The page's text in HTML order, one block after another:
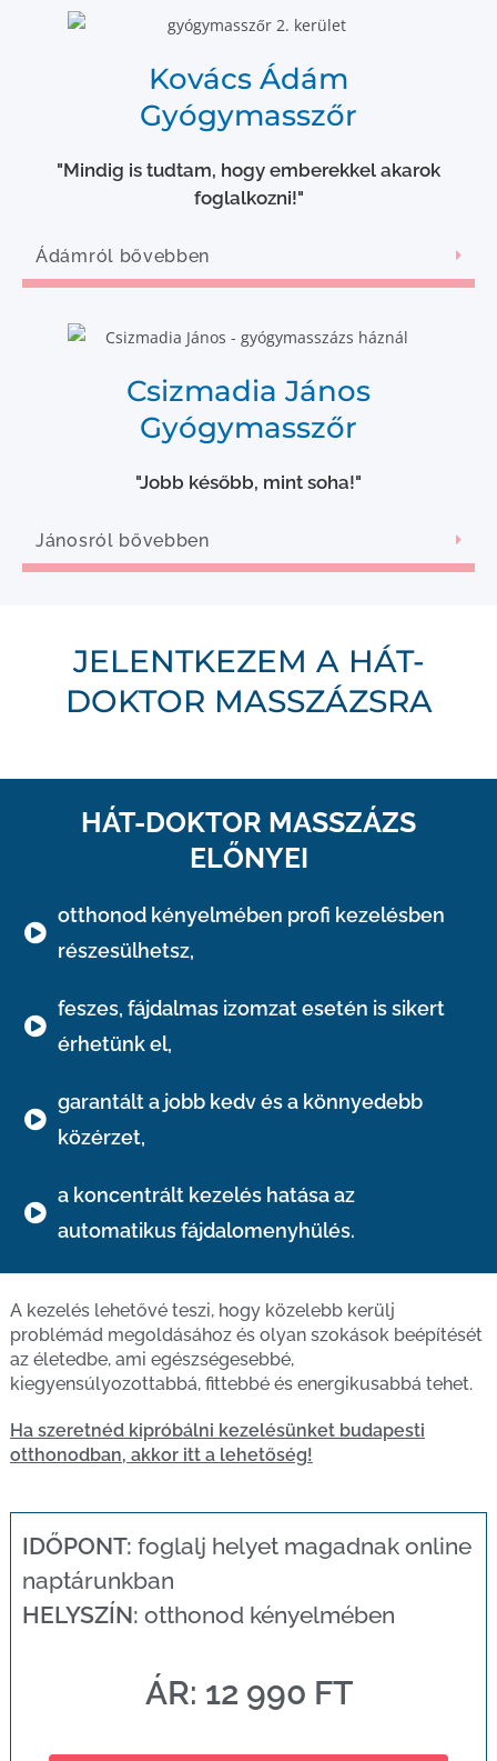
Kovács Ádám
Gyógymasszőr
"Mindig is tudtam, hogy emberekkel akarok
foglalkozni!"
Ádámról bővebben
Csizmadia János
Gyógymasszőr
"Jobb később, mint soha!"
Jánosról bővebben
JELENTKEZEM A HÁT-
DOKTOR MASSZÁZSRA
HÁT-DOKTOR MASSZÁZS
ELŐNYEI
otthonod kényelmében profi kezelésben
részesülhetsz,
feszes, fájdalmas izomzat esetén is sikert
érhetünk el,
garantált a jobb kedv és a könnyedebb
közérzet,
a koncentrált kezelés hatása az
automatikus fájdalomenyhülés.
A kezelés lehetővé teszi, hogy közelebb kerülj
problémád megoldásához és olyan szokások beépítését
az életedbe, ami egészségesebbé,
kiegyensúlyozottabbá, fittebbé és energikusabbá tehet.
Ha szeretnéd kipróbálni kezelésünket budapesti
otthonodban, akkor itt a lehetőség!
IDŐPONT: foglalj helyet magadnak online
naptárunkban
HELYSZÍN: otthonod kényelmében
ÁR: 12 990 FT